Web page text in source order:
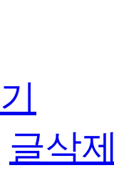
글삭제